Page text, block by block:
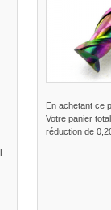
En achetant ce
Votre panier
réduction de